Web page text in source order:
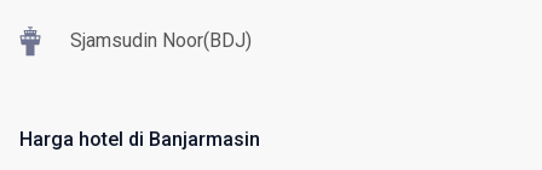
Sjamsudin Noor(BDJ)
Harga hotel di Banjarmasin